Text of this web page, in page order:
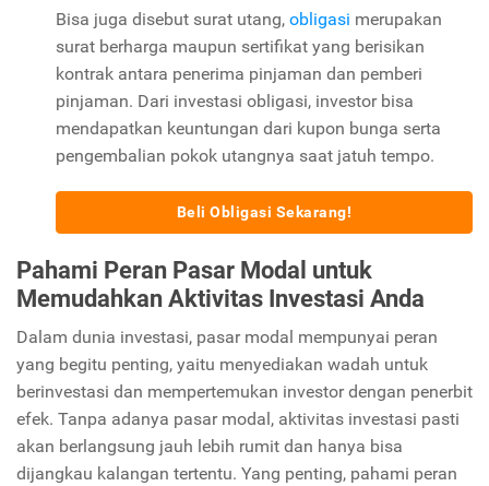
Bisa juga disebut surat utang, obligasi merupakan
surat berharga maupun sertifikat yang berisikan
kontrak antara penerima pinjaman dan pemberi
pinjaman. Dari investasi obligasi, investor bisa
mendapatkan keuntungan dari kupon bunga serta
pengembalian pokok utangnya saat jatuh tempo.
Beli Obligasi Sekarang!
Pahami Peran Pasar Modal untuk
Memudahkan Aktivitas Investasi Anda
Dalam dunia investasi, pasar modal mempunyai peran
yang begitu penting, yaitu menyediakan wadah untuk
berinvestasi dan mempertemukan investor dengan penerbit
efek. Tanpa adanya pasar modal, aktivitas investasi pasti
akan berlangsung jauh lebih rumit dan hanya bisa
dijangkau kalangan tertentu. Yang penting, pahami peran